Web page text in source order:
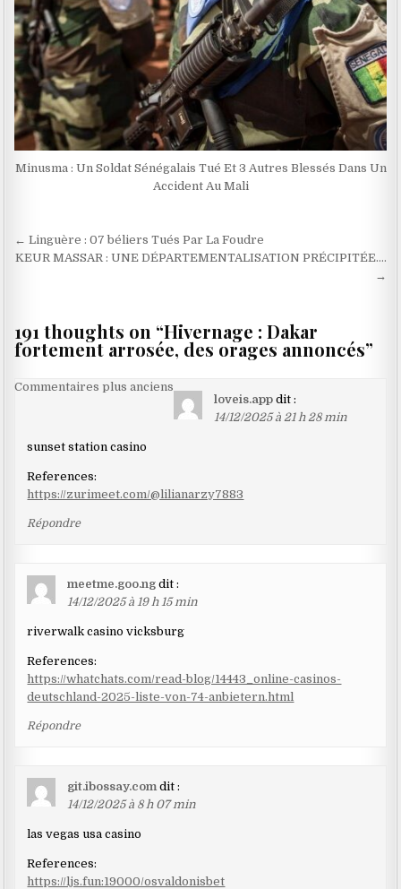
Minusma : Un Soldat Sénégalais Tué Et 3 Autres Blessés Dans Un
Accident Au Mali
Navigation
de
← Linguère : 07 béliers Tués Par La Foudre
KEUR MASSAR : UNE DÉPARTEMENTALISATION PRÉCIPITÉE….
→
191 thoughts on “Hivernage : Dakar
fortement arrosée, des orages annoncés”
Navigation
les
commentaires
Commentaires plus anciens
loveis.app dit :
14/12/2025 à 21 h 28 min
sunset station casino
References:
https://zurimeet.com/@lilianarzy7883
Répondre
meetme.goo.ng dit :
14/12/2025 à 19 h 15 min
riverwalk casino vicksburg
References:
https://whatchats.com/read-blog/14443_online-casinos-
deutschland-2025-liste-von-74-anbietern.html
Répondre
git.ibossay.com dit :
14/12/2025 à 8 h 07 min
las vegas usa casino
References:
https://ljs.fun:19000/osvaldonisbet